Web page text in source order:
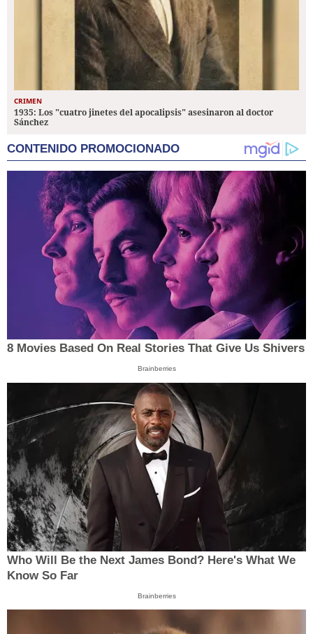
CRIMEN
1935: Los "cuatro jinetes del apocalipsis" asesinaron al doctor
Sánchez
CONTENIDO PROMOCIONADO
8 Movies Based On Real Stories That Give Us Shivers
Brainberries
Who Will Be the Next James Bond? Here's What We
Know So Far
Brainberries